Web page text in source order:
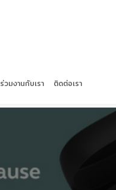
ร่วมงานกับเรา ติดต่อเรา